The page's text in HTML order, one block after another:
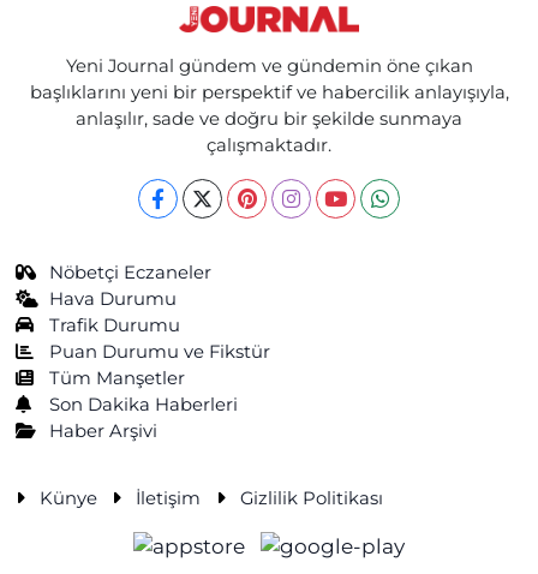
Yeni Journal gündem ve gündemin öne çıkan
başlıklarını yeni bir perspektif ve habercilik anlayışıyla,
anlaşılır, sade ve doğru bir şekilde sunmaya
çalışmaktadır.
Nöbetçi Eczaneler
Hava Durumu
Trafik Durumu
Puan Durumu ve Fikstür
Tüm Manşetler
Son Dakika Haberleri
Haber Arşivi
Künye İletişim Gizlilik Politikası